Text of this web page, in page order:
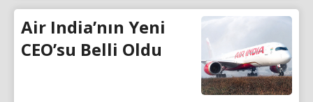
Air India’nın Yeni
CEO’su Belli Oldu